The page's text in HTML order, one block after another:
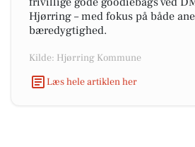
Hjørring – med fokus på både
bæredygtighed.
Kilde: Hjørring Kommune
Læs hele artiklen her